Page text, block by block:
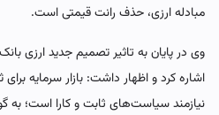
مبادله ارزی، حذف رانت قیمتی است.
وی در پایان به تاثیر تصمیم جدید ارزی
اشاره کرد و اظهار داشت: بازار سرمایه
نیازمند سیاست‌های ثابت و کارا است؛ به